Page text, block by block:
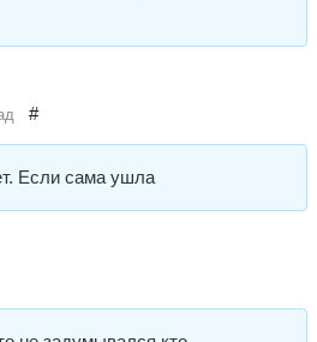
#
Если сама ушла